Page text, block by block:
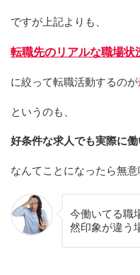
ですが上記よりも、
転職先のリアルな職場状
に絞って転職活動するのが
というのも、
好条件な求人でも実際に
なんてことになったら無意
今働いてる職
然印象が違う